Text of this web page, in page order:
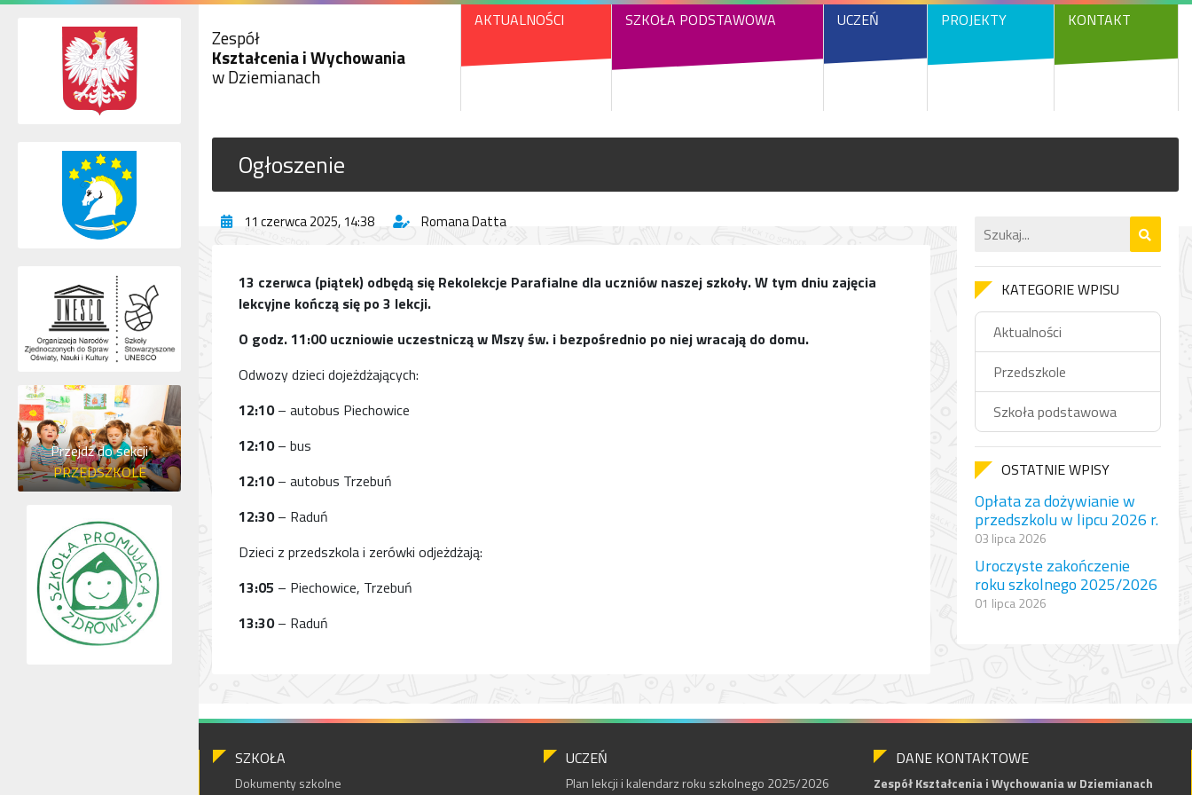
Zespół
Kształcenia i Wychowania
w Dziemianach
AKTUALNOŚCI SZKOŁA PODSTAWOWA UCZEŃ PROJEKTY KONTAKT
Ogłoszenie
11 czerwca 2025, 14:38 Romana Datta
13 czerwca (piątek) odbędą się Rekolekcje Parafialne dla uczniów naszej szkoły. W tym dniu zajęcia
lekcyjne kończą się po 3 lekcji.
O godz. 11:00 uczniowie uczestniczą w Mszy św. i bezpośrednio po niej wracają do domu.
Odwozy dzieci dojeżdżających:
12:10– autobus Piechowice
12:10– bus
12:10– autobus Trzebuń
12:30– Raduń
Dzieci z przedszkola i zerówki odjeżdżają:
13:05 – Piechowice, Trzebuń
13:30– Raduń
KATEGORIE WPISU
Aktualności
Przedszkole
Szkoła podstawowa
OSTATNIE WPISY
Opłata za dożywianie w
przedszkolu w lipcu 2026 r.
03 lipca 2026
Uroczyste zakończenie
roku szkolnego 2025/2026
01 lipca 2026
SZKOŁA
Dokumenty szkolne
UCZEŃ
Plan lekcji i kalendarz roku szkolnego 2025/2026
DANE KONTAKTOWE
Zespół Kształcenia i Wychowania w Dziemianach
Przejdź do sekcji
PRZEDSZKOLE